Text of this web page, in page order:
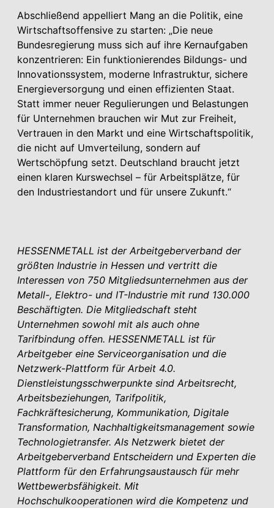
Abschließend appelliert Mang an die Politik, eine
Wirtschaftsoffensive zu starten: „Die neue
Bundesregierung muss sich auf ihre Kernaufgaben
konzentrieren: Ein funktionierendes Bildungs- und
Innovationssystem, moderne Infrastruktur, sichere
Energieversorgung und einen effizienten Staat.
Statt immer neuer Regulierungen und Belastungen
für Unternehmen brauchen wir Mut zur Freiheit,
Vertrauen in den Markt und eine Wirtschaftspolitik,
die nicht auf Umverteilung, sondern auf
Wertschöpfung setzt. Deutschland braucht jetzt
einen klaren Kurswechsel – für Arbeitsplätze, für
den Industriestandort und für unsere Zukunft.“
HESSENMETALL ist der Arbeitgeberverband der
größten Industrie in Hessen und vertritt die
Interessen von 750 Mitgliedsunternehmen aus der
Metall-, Elektro- und IT-Industrie mit rund 130.000
Beschäftigten. Die Mitgliedschaft steht
Unternehmen sowohl mit als auch ohne
Tarifbindung offen. HESSENMETALL ist für
Arbeitgeber eine Service­organisation und die
Netzwerk-Plattform für Arbeit 4.0.
Dienstleistungsschwerpunkte sind Arbeitsrecht,
Arbeitsbezie­hungen, Tarifpolitik,
Fachkräftesicherung, Kommunikation, Digitale
Transformation, Nachhaltigkeits­management sowie
Technologietransfer. Als Netzwerk bietet der
Arbeitgeberverband Entscheidern und Experten die
Plattform für den Erfahrungsaustausch für mehr
Wettbewerbsfähigkeit. Mit
Hochschulkooperationen wird die Kompetenz und